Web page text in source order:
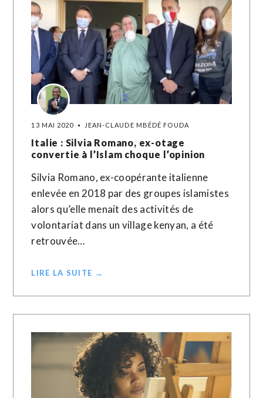
13 MAI 2020 JEAN-CLAUDE MBÉDÉ FOUDA
Italie : Silvia Romano, ex-otage
convertie à l’Islam choque l’opinion
Silvia Romano, ex-coopérante italienne
enlevée en 2018 par des groupes islamistes
alors qu’elle menait des activités de
volontariat dans un village kenyan, a été
retrouvée…
LIRE LA SUITE →